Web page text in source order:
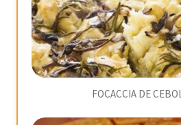
FOCACCIA DE